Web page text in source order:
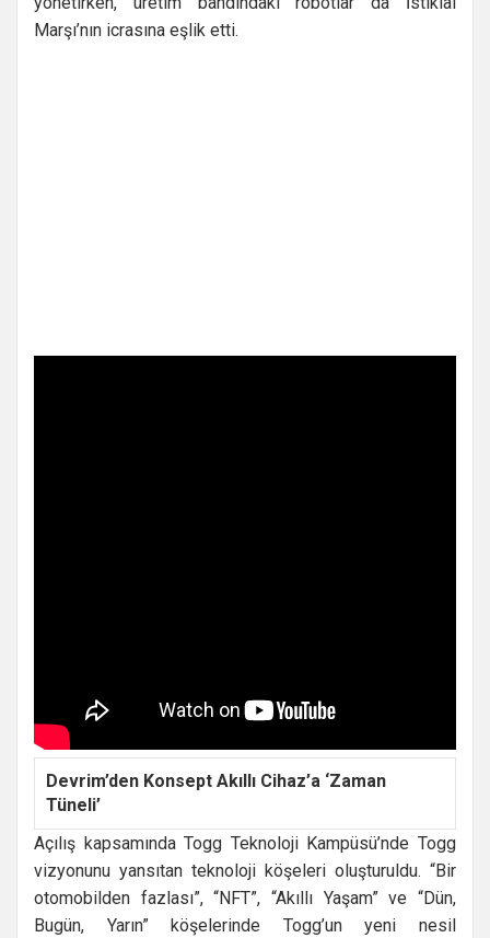
Marşı’nın icrasına eşlik etti.
Devrim’den Konsept Akıllı Cihaz’a ‘Zaman
Tüneli’
Açılış kapsamında Togg Teknoloji Kampüsü’nde Togg
vizyonunu yansıtan teknoloji köşeleri oluşturuldu. “Bir
otomobilden fazlası”, “NFT”, “Akıllı Yaşam” ve “Dün,
Bugün, Yarın” köşelerinde Togg’un yeni nesil